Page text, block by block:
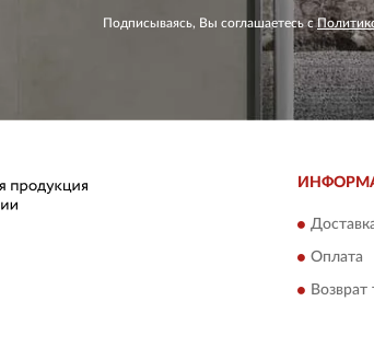
Подписываясь, Вы соглашаетесь с
Оплата
Возврат